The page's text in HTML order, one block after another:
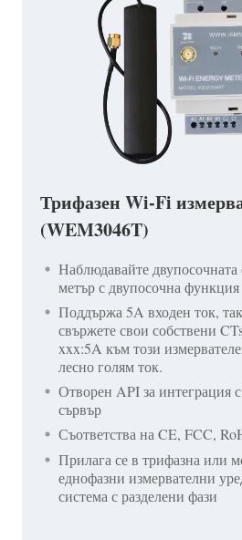
Трифазен Wi-Fi
(WEM3046T)
Наблюдавайте двупосочната
метър с двупосочна функция
Поддържа 5A входен ток,
свържете свои собствени
xxx:5A към този
лесно голям ток.
Отворен API за интеграция
сървър
Съответства на CE, FCC,
Прилага се в трифазна или
еднофазни измервателни
система с разделени фази